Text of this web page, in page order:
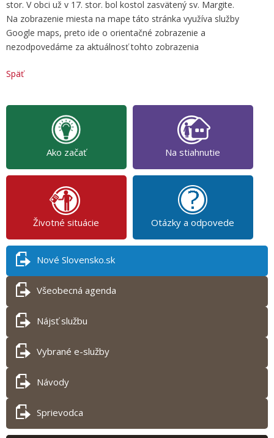
stor. V obci už v 17. stor. bol kostol zasvätený sv. Margite.
Na zobrazenie miesta na mape táto stránka využíva služby
Google maps, preto ide o orientačné zobrazenie a
nezodpovedáme za aktuálnosť tohto zobrazenia
Späť
Ako začať Na stiahnutie
Životné situácie Otázky a odpovede
Nové Slovensko.sk
Všeobecná agenda
Nájsť službu
Vybrané e-služby
Návody
Sprievodca